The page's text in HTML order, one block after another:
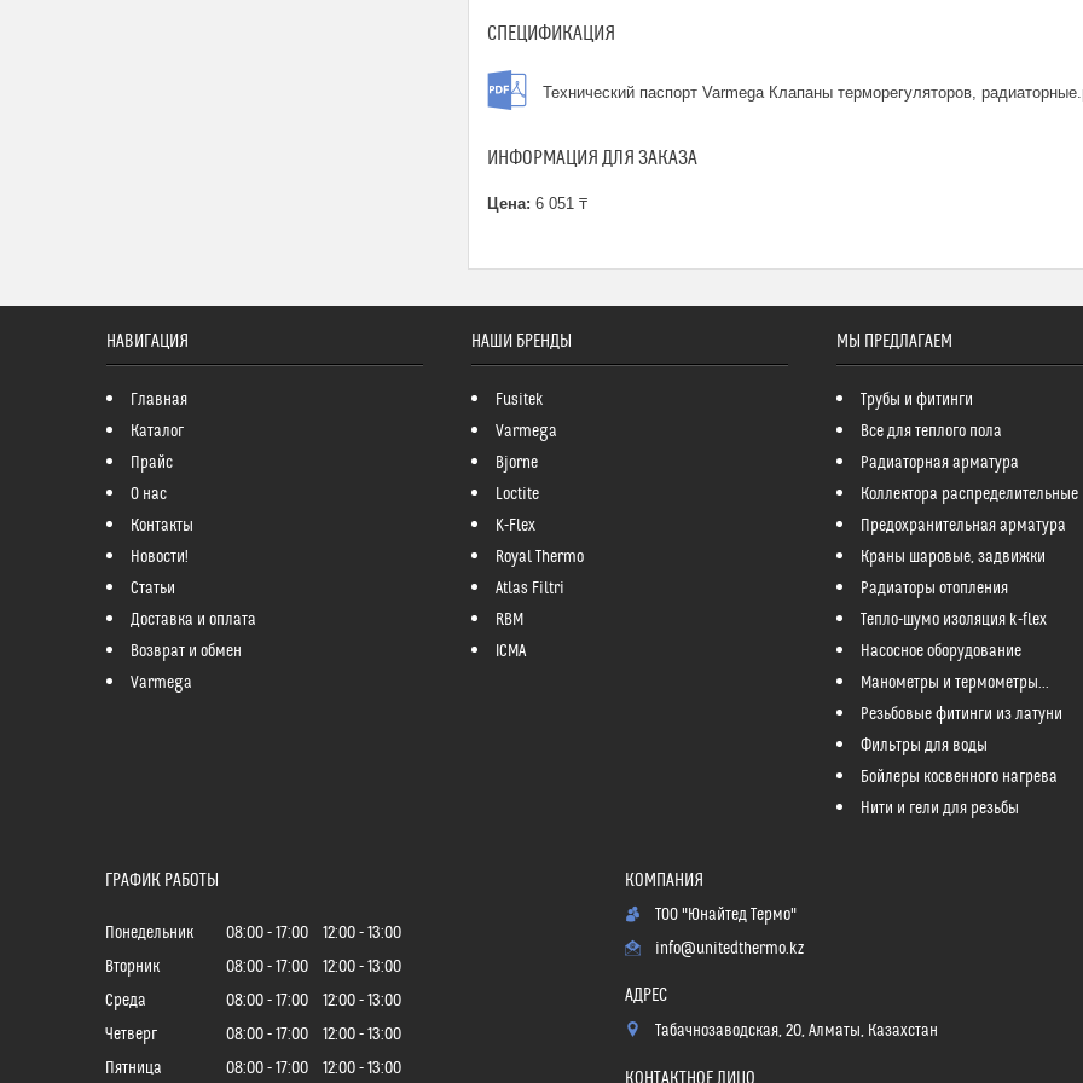
СПЕЦИФИКАЦИЯ
Технический паспорт Varmega Клапаны терморегуляторов,
ИНФОРМАЦИЯ ДЛЯ ЗАКАЗА
Цена: 6 051 ₸
НАВИГАЦИЯ
Главная
Каталог
Прайс
О нас
Контакты
Новости!
Статьи
Доставка и оплата
Возврат и обмен
Varmega
НАШИ БРЕНДЫ
Fusitek
Varmega
Bjorne
Loctite
K-Flex
Royal Thermo
Atlas Filtri
RBM
ICMA
МЫ ПРЕДЛАГАЕМ
Трубы и фитинги
Все для теплого пола
Радиаторная арматура
Коллектора распределительные
Предохранительная арматура
Краны шаровые, задвижки
Радиаторы отопления
Тепло-шумо изоляция k-flex
Насосное оборудование
Манометры и термометры...
Резьбовые фитинги из латуни
Фильтры для воды
Бойлеры косвенного нагрева
Нити и гели для резьбы
ГРАФИК РАБОТЫ
Понедельник 08:00 17:00 12:00
13:00
Вторник
08:00 17:00 12:00
13:00
Среда
08:00 17:00 12:00
13:00
Четверг
08:00 17:00 12:00
13:00
Пятница
08:00 17:00 12:00 13:00
ТОО "Юнайтед Термо"
info@unitedthermo.kz
Табачнозаводская, 20, Алматы, Казахстан